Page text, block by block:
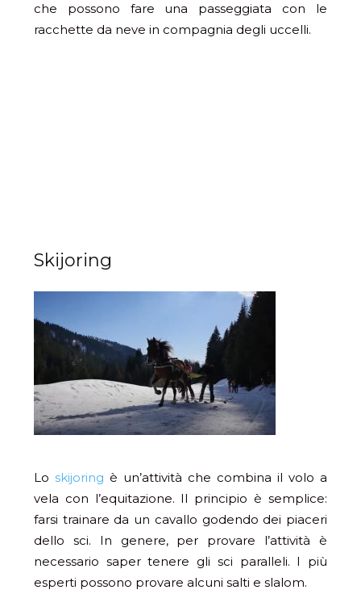
che possono fare una passeggiata con le
racchette da neve in compagnia degli uccelli.
Skijoring
Lo skijoring è un’attività che combina il volo a
vela con l’equitazione. Il principio è semplice:
farsi trainare da un cavallo godendo dei piaceri
dello sci. In genere, per provare l’attività è
necessario saper tenere gli sci paralleli. I più
esperti possono provare alcuni salti e slalom.